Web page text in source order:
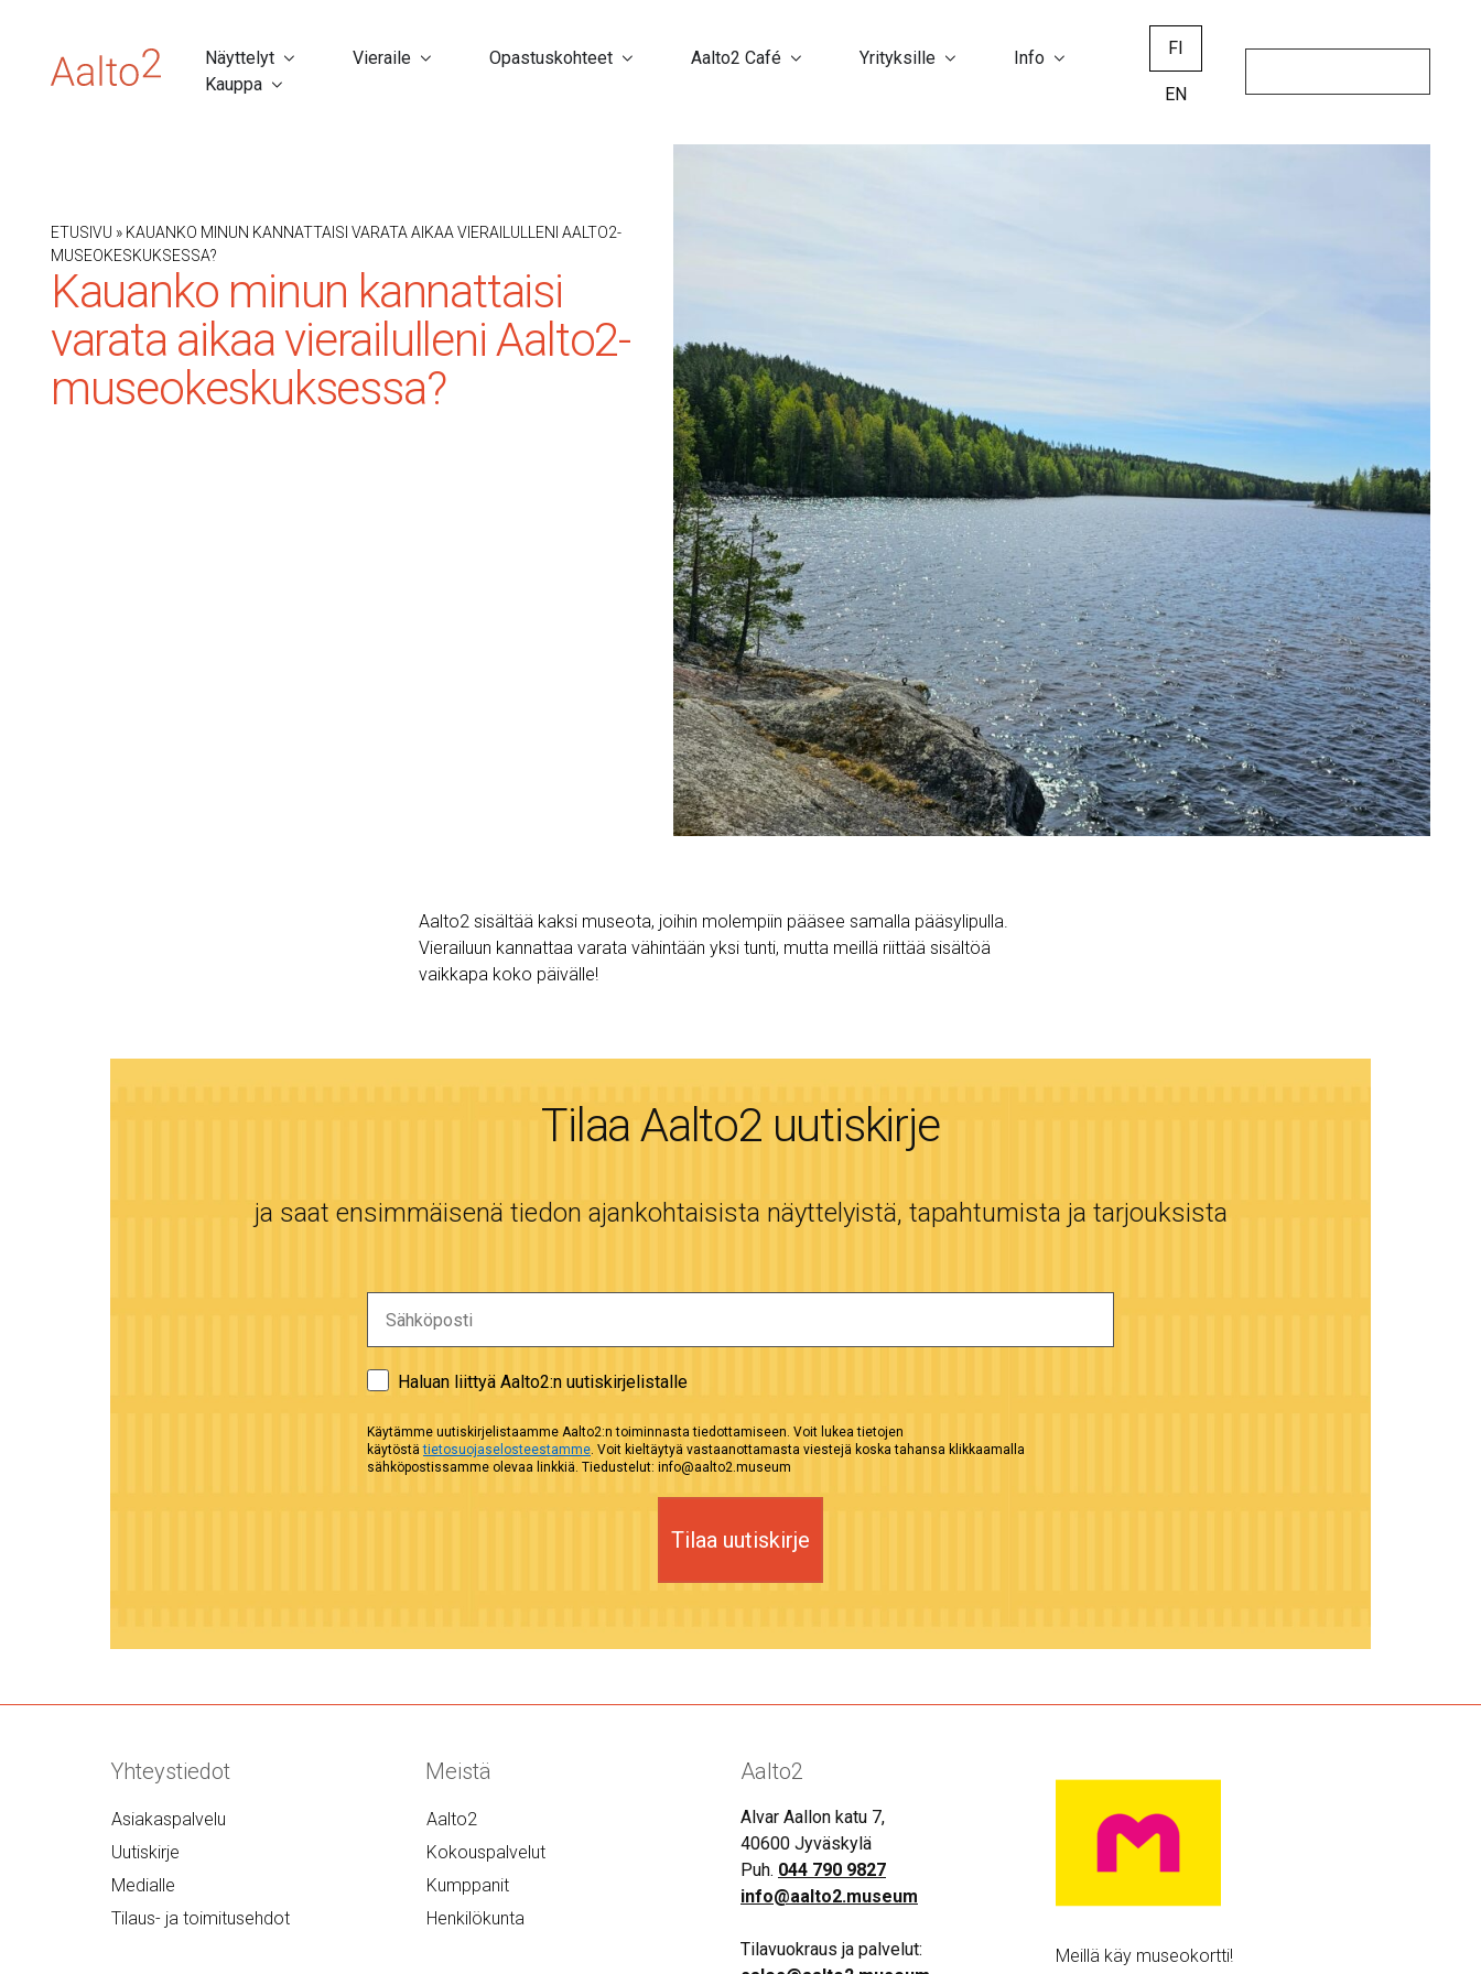
Näyttelyt Vieraile Opastuskohteet Aalto2 Café Yrityksille
Info
Kauppa
FI
EN
ETUSIVU » KAUANKO MINUN KANNATTAISI VARATA AIKAA VIERAILULLENI AALTO2-
MUSEOKESKUKSESSA?
Kauanko minun kannattaisi
varata aikaa vierailulleni Aalto2-
museokeskuksessa?
Aalto2 sisältää kaksi museota, joihin molempiin pääsee samalla pääsylipulla.
Vierailuun kannattaa varata vähintään yksi tunti, mutta meillä riittää sisältöä
vaikkapa koko päivälle!
Tilaa Aalto2 uutiskirje
ja saat ensimmäisenä tiedon ajankohtaisista näyttelyistä, tapahtumista ja tarjouksista
Haluan liittyä Aalto2:n uutiskirjelistalle
Käytämme uutiskirjelistaamme Aalto2:n toiminnasta tiedottamiseen. Voit lukea tietojen
käytöstätietosuojaselosteestamme. Voit kieltäytyä vastaanottamasta viestejä koska tahansa klikkaamalla
sähköpostissamme olevaa linkkiä. Tiedustelut: info@aalto2.museum
Tilaa uutiskirje
Yhteystiedot
Asiakaspalvelu
Uutiskirje
Medialle
Tilaus- ja toimitusehdot
Meistä
Aalto2
Kokouspalvelut
Kumppanit
Henkilökunta
Aalto2
Alvar Aallon katu 7,
40600 Jyväskylä
Puh. 044 790 9827
info@aalto2.museum
Tilavuokraus ja palvelut:
Meillä käy museokortti!